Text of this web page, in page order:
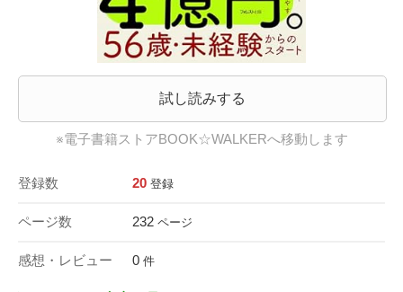
試し読みする
※電子書籍ストアBOOK☆WALKERへ移動します
登録数 20 登録
ページ数 232 ページ
感想・レビュー 0 件